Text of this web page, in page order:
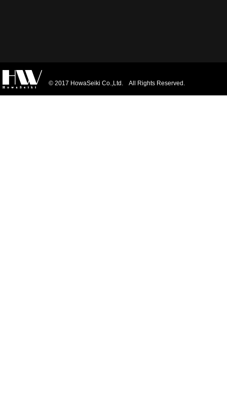
© 2017 HowaSeiki Co.,Ltd. All Rights Reserved.